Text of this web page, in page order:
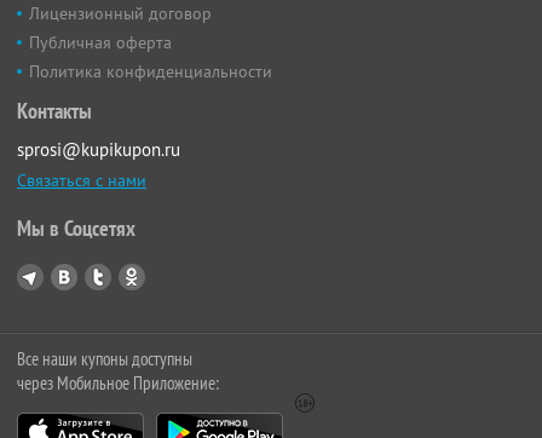
Лицензионный договор
Публичная оферта
Политика конфиденциальности
Контакты
sprosi@kupikupon.ru
Связаться с нами
Мы в Соцсетях
Все наши купоны доступны
через Мобильное Приложение: